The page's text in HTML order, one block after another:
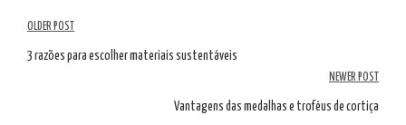
Navegação
de
OLDER POST
3 razões para escolher materiais sustentáveis
NEWER POST
Vantagens das medalhas e troféus de cortiça